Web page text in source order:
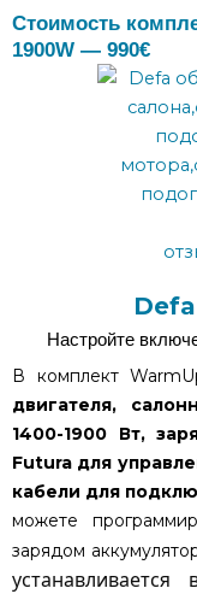
Стоимость
1900W — 990€
Настройте
В комплект
двигателя,
1400-1900 Вт,
Futura для
кабели для
можете
зарядом